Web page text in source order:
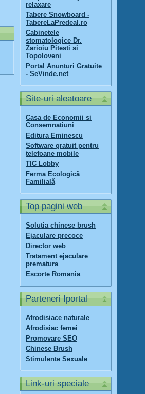
relaxare
Tabere Snowboard -
TabereLaPredeal.ro
Cabinetele
stomatologice Dr.
Zarioiu Pitesti si
Topoloveni
Portal Anunturi Gratuite
- SeVinde.net
Site-uri aleatoare
Casa de Economii si
Consemnatiuni
Editura Eminescu
Software gratuit pentru
telefoane mobile
TIC Lobby
Ferma Ecologică
Familială
Top pagini web
Solutia chinese brush
Ejaculare precoce
Director web
Tratament ejaculare
prematura
Escorte Romania
Parteneri Iportal
Afrodisiace naturale
Afrodisiac femei
Promovare SEO
Chinese Brush
Stimulente Sexuale
Link-uri speciale